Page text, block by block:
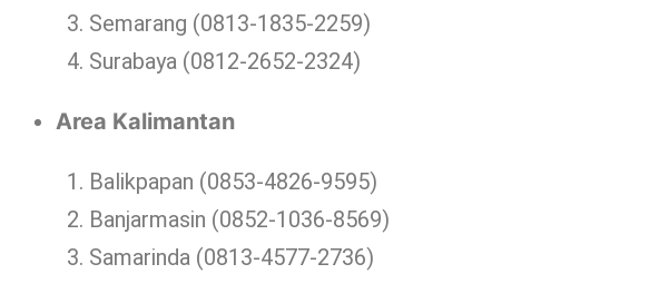
Semarang (0813-1835-2259)
Surabaya (0812-2652-2324)
Area Kalimantan
Balikpapan (0853-4826-9595)
Banjarmasin (0852-1036-8569)
Samarinda (0813-4577-2736)